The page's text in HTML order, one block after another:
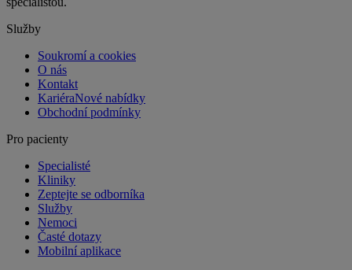
Služby
Soukromí a cookies
O nás
Kontakt
KariéraNové nabídky
Obchodní podmínky
Pro pacienty
Specialisté
Kliniky
Zeptejte se odborníka
Služby
Nemoci
Časté dotazy
Mobilní aplikace